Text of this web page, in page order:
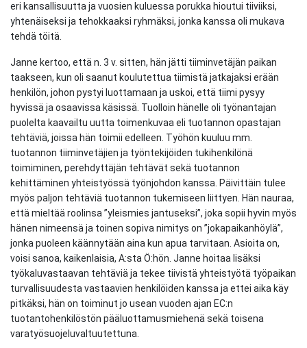
eri kansallisuutta ja vuosien kuluessa porukka hioutui tiiviiksi,
yhtenäiseksi ja tehokkaaksi ryhmäksi, jonka kanssa oli mukava
tehdä töitä.
Janne kertoo, että n. 3 v. sitten, hän jätti tiiminvetäjän paikan
taakseen, kun oli saanut koulutettua tiimistä jatkajaksi erään
henkilön, johon pystyi luottamaan ja uskoi, että tiimi pysyy
hyvissä ja osaavissa käsissä. Tuolloin hänelle oli työnantajan
puolelta kaavailtu uutta toimenkuvaa eli tuotannon opastajan
tehtäviä, joissa hän toimii edelleen. Työhön kuuluu mm.
tuotannon tiiminvetäjien ja työntekijöiden tukihenkilönä
toimiminen, perehdyttäjän tehtävät sekä tuotannon
kehittäminen yhteistyössä työnjohdon kanssa. Päivittäin tulee
myös paljon tehtäviä tuotannon tukemiseen liittyen. Hän nauraa,
että mieltää roolinsa ”yleismies jantuseksi”, joka sopii hyvin myös
hänen nimeensä ja toinen sopiva nimitys on ”jokapaikanhöylä”,
jonka puoleen käännytään aina kun apua tarvitaan. Asioita on,
voisi sanoa, kaikenlaisia, A:sta Ö:hön. Janne hoitaa lisäksi
työkaluvastaavan tehtäviä ja tekee tiivistä yhteistyötä työpaikan
turvallisuudesta vastaavien henkilöiden kanssa ja ettei aika käy
pitkäksi, hän on toiminut jo usean vuoden ajan EC:n
tuotantohenkilöstön pääluottamusmiehenä sekä toisena
varatyösuojeluvaltuutettuna.